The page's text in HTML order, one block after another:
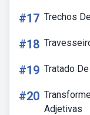
#17 Trechos
#18
#19 Tratado
#20
Adjetivas